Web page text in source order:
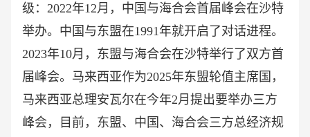
级： 2022年12月，中国与海合会首届峰会在沙特
举办。中国与东盟在1991年就开启了对话进程。
2023年10月，东盟与海合会在沙特举行了双方首
届峰会。马来西亚作为2025年东盟轮值主席国，
马来西亚总理安瓦尔在今年2月提出要举办三方
峰会，目前，东盟、中国、海合会三方总经济规